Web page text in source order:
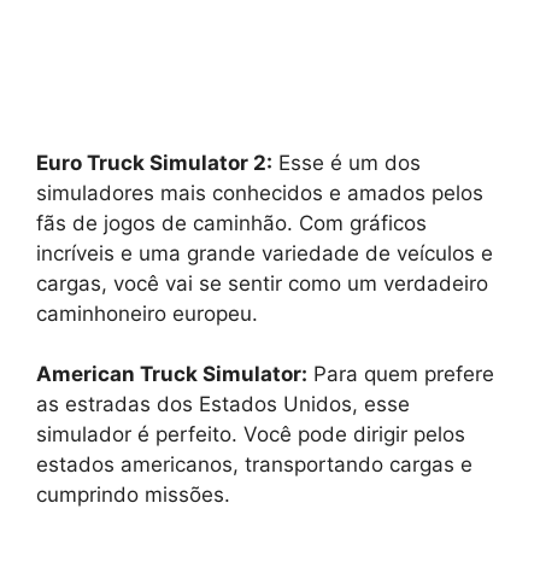
Euro Truck Simulator 2: Esse é um dos
simuladores mais conhecidos e amados pelos
fãs de jogos de caminhão. Com gráficos
incríveis e uma grande variedade de veículos e
cargas, você vai se sentir como um verdadeiro
caminhoneiro europeu.
American Truck Simulator: Para quem prefere
as estradas dos Estados Unidos, esse
simulador é perfeito. Você pode dirigir pelos
estados americanos, transportando cargas e
cumprindo missões.